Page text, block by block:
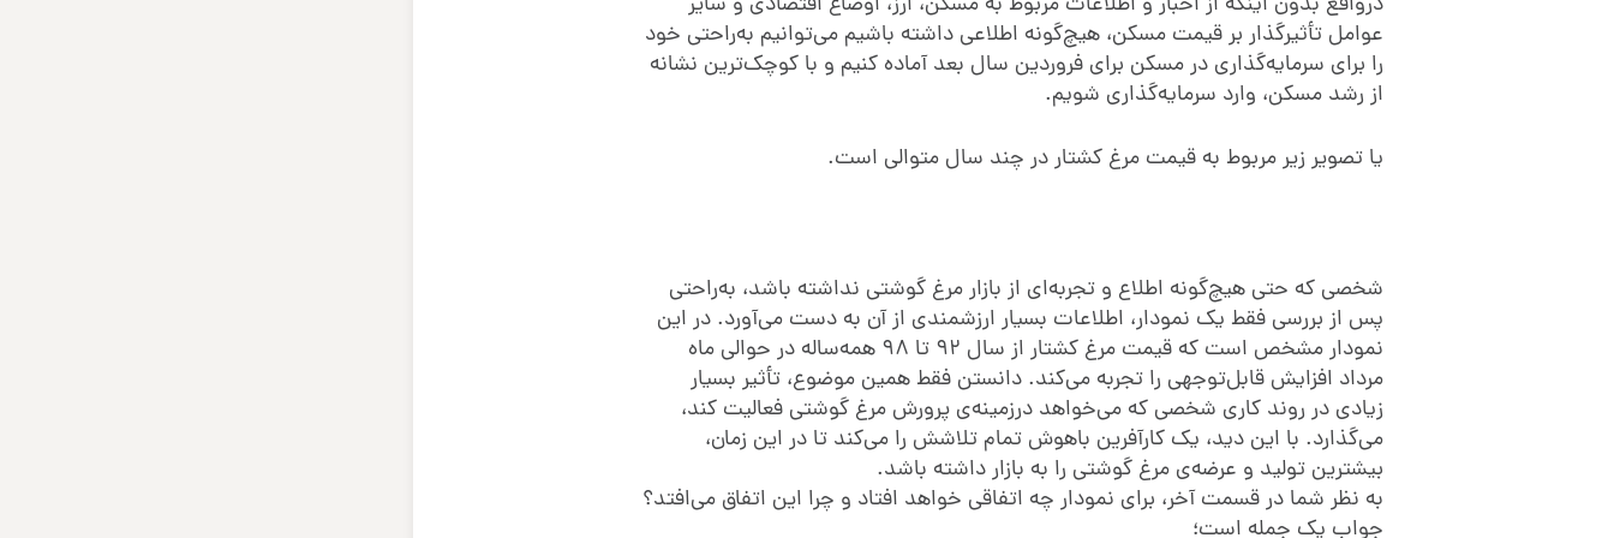
عوامل تأثیرگذار بر قیمت مسکن، هیچ‌گونه اطلاعی داشته باشیم می‌توانیم به‌راحتی خود
را برای سرمایه‌گذاری در مسکن برای فروردین سال بعد آماده کنیم و با کوچک‌ترین نشانه‌
از رشد مسکن، وارد سرمایه‌گذاری شویم.
یا تصویر زیر مربوط به قیمت مرغ کشتار در چند سال متوالی است.
شخصی که حتی هیچ‌گونه اطلاع و تجربه‌ای از بازار مرغ گوشتی نداشته باشد، به‌راحتی
پس از بررسی فقط یک نمودار، اطلاعات بسیار ارزشمندی از آن به دست می‌آورد. در این
نمودار مشخص است که قیمت مرغ کشتار از سال 92 تا 98 همه‌ساله در حوالی ماه
مرداد افزایش قابل‌توجهی را تجربه می‌کند. دانستن فقط همین موضوع، تأثیر بسیار
زیادی در روند کاری شخصی که می‌خواهد درزمینه‌ی پرورش مرغ گوشتی فعالیت کند،
می‌گذارد. با این دید، یک کارآفرین باهوش تمام تلاشش را می‌کند تا در این زمان،
بیشترین تولید و عرضه‌ی مرغ گوشتی را به بازار داشته باشد.
به نظر شما در قسمت آخر، برای نمودار چه اتفاقی خواهد افتاد و چرا این اتفاق می‌افتد؟
جواب یک جمله است؛